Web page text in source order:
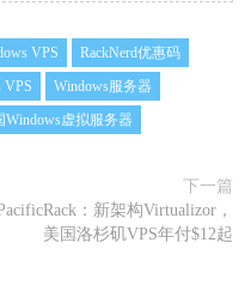
VPS
RackNerd优惠码
VPS
Windows服务器
Windows虚拟服务器
下一篇
：新架构Virtualizor，
美国洛杉矶VPS年付$12起